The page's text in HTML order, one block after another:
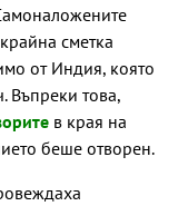
сметка
от Индия, която
Въпреки това,
в края на
беше отворен.